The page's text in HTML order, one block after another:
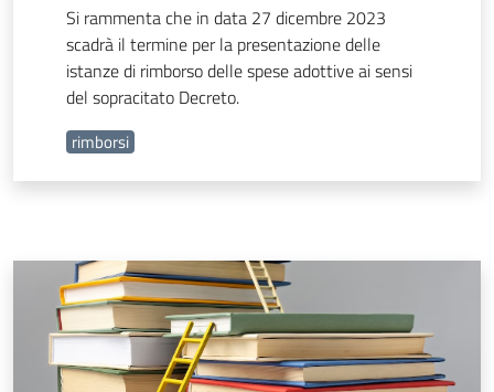
Si rammenta che in data 27 dicembre 2023
scadrà il termine per la presentazione delle
istanze di rimborso delle spese adottive ai sensi
del sopracitato Decreto.
rimborsi